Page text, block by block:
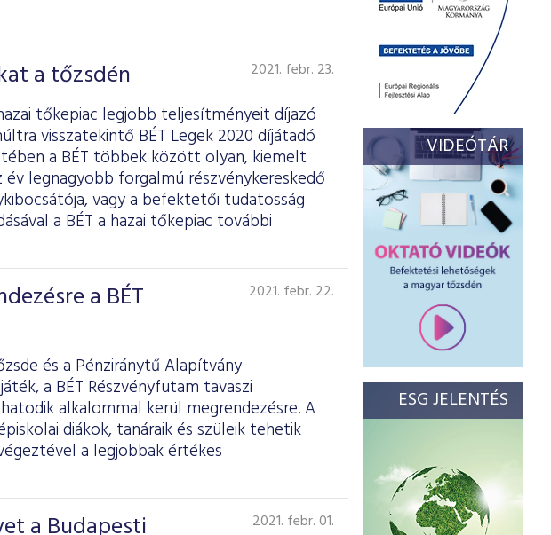
a tőzsdén 2021. febr. 23.
tőkepiac legjobb teljesítményeit díjazó
visszatekintő BÉT Legek 2020 díjátadó
a BÉT többek között olyan, kiemelt
legnagyobb forgalmú részvénykereskedő
vagy a befektetői tudatosság
a BÉT a hazai tőkepiac további
a BÉT
2021. febr. 22.
és a Pénziránytű Alapítvány
a BÉT Részvényfutam tavaszi
alkalommal kerül megrendezésre. A
diákok, tanáraik és szüleik tehetik
a legjobbak értékes
a Budapesti
2021. febr. 01.
VIDEÓTÁR
ESG JELENTÉS